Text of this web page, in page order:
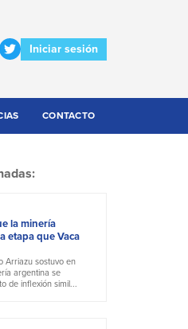
Iniciar sesión
CONTACTO
la minería
etapa que Vaca
Arriazu sostuvo en
argentina se
de inflexión simil...